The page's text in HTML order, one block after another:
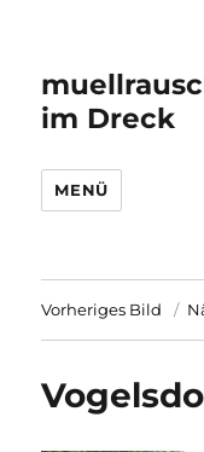
im Dreck
MENÜ
Vorheriges Bild